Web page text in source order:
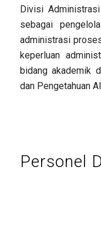
Divisi
sebagai
administrasi
keperluan
bidang akademik
dan Pengetahuan
Personel